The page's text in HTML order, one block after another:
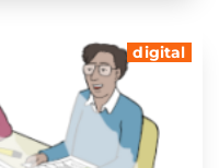
digital